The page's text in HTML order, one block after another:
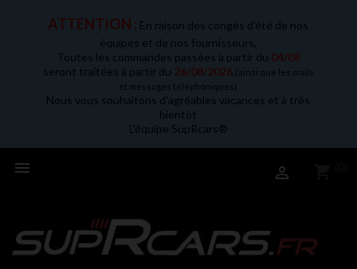
ATTENTION : En raison des congés d'été de nos
équipes et de nos fournisseurs,
Toutes les commandes passées à partir du 04/08
seront traitées à partir du 26/08/2026.(ainsi que les mails
et messages téléphoniques)
Nous vous souhaitons d'agréables vacances et à très
bientôt
L'équipe SupRcars®
 